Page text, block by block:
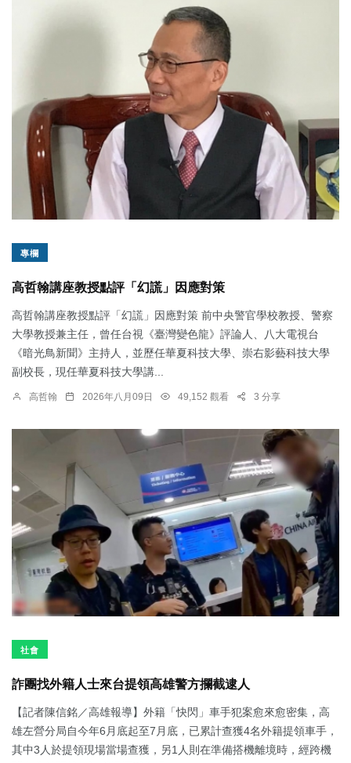
專欄
高哲翰講座教授點評「幻謊」因應對策
高哲翰講座教授點評「幻謊」因應對策 前中央警官學校教授、警察
大學教授兼主任，曾任台視《臺灣變色龍》評論人、八大電視台
《暗光鳥新聞》主持人，並歷任華夏科技大學、崇右影藝科技大學
副校長，現任華夏科技大學講...
高哲翰 2026年八月09日 49,152 觀看 3 分享
社會
詐團找外籍人士來台提領高雄警方攔截逮人
【記者陳信銘／高雄報導】外籍「快閃」車手犯案愈來愈密集，高
雄左營分局自今年6月底起至7月底，已累計查獲4名外籍提領車手，
其中3人於提領現場當場查獲，另1人則在準備搭機離境時，經跨機